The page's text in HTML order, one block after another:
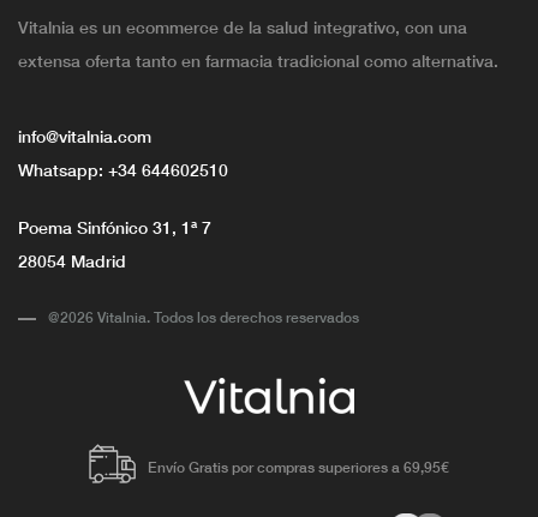
Vitalnia es un ecommerce de la salud integrativo, con una
extensa oferta tanto en farmacia tradicional como alternativa.
info@vitalnia.com
Whatsapp: +34 644602510
Poema Sinfónico 31, 1ª 7
28054 Madrid
@2026 Vitalnia. Todos los derechos reservados
Envío Gratis por compras superiores a 69,95€